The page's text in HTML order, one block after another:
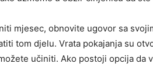
mjesec, obnovite ugovor sa
tom djelu. Vrata pokajanja su
učiniti. Ako postoji opcija da